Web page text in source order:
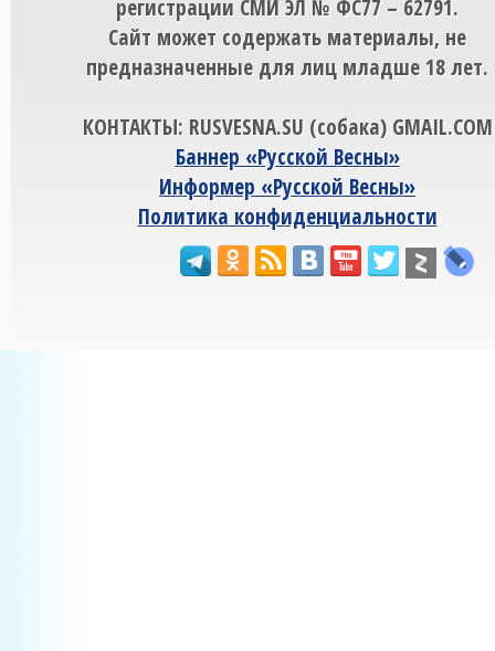
регистрации СМИ ЭЛ № ФС77 – 62791.
Сайт может содержать материалы, не
предназначенные для лиц младше 18 лет.
КОНТАКТЫ: RUSVESNA.SU (собака) GMAIL.COM
Баннер «Русской Весны»
Информер «Русской Весны»
Политика конфиденциальности